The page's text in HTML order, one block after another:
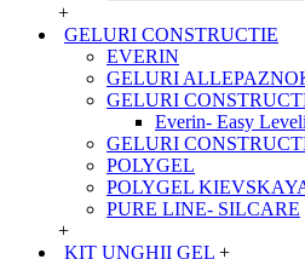
+
GELURI CONSTRUCTIE
EVERIN
GELURI
GELURI
Everin- Easy
GELURI
POLYGEL
POLYGEL
PURE LINE- SILCARE
+
KIT UNGHII GEL +